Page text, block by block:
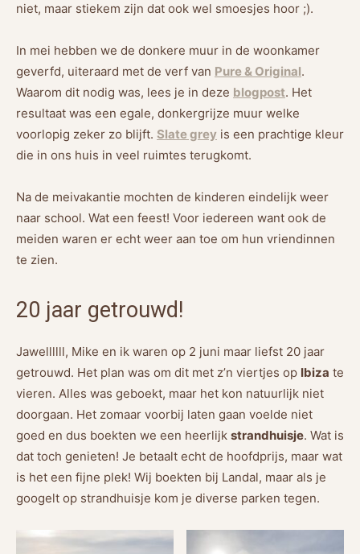
niet, maar stiekem zijn dat ook wel smoesjes hoor ;).
In mei hebben we de donkere muur in de woonkamer
geverfd, uiteraard met de verf van Pure & Original.
Waarom dit nodig was, lees je in deze blogpost. Het
resultaat was een egale, donkergrijze muur welke
voorlopig zeker zo blijft. Slate grey is een prachtige kleur
die in ons huis in veel ruimtes terugkomt.
Na de meivakantie mochten de kinderen eindelijk weer
naar school. Wat een feest! Voor iedereen want ook de
meiden waren er echt weer aan toe om hun vriendinnen
te zien.
20 jaar getrouwd!
Jawellllll, Mike en ik waren op 2 juni maar liefst 20 jaar
getrouwd. Het plan was om dit met z’n viertjes op Ibiza te
vieren. Alles was geboekt, maar het kon natuurlijk niet
doorgaan. Het zomaar voorbij laten gaan voelde niet
goed en dus boekten we een heerlijk strandhuisje. Wat is
dat toch genieten! Je betaalt echt de hoofdprijs, maar wat
is het een fijne plek! Wij boekten bij Landal, maar als je
googelt op strandhuisje kom je diverse parken tegen.